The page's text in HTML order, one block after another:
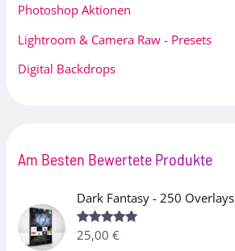
Photoshop Aktionen
Lightroom & Camera Raw - Presets
Digital Backdrops
Am Besten Bewertete Produkte
Dark Fantasy - 250 Overlays
Bewertet
mit
25,00€